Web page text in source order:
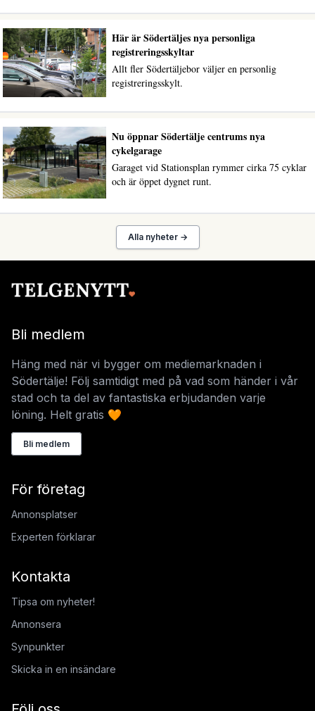
Här är Södertäljes nya personliga
registreringsskyltar
Allt fler Södertäljebor väljer en personlig
registreringsskylt.
Nu öppnar Södertälje centrums nya
cykelgarage
Garaget vid Stationsplan rymmer cirka 75 cyklar
och är öppet dygnet runt.
Alla nyheter →
Bli medlem
Häng med när vi bygger om mediemarknaden i
Södertälje! Följ samtidigt med på vad som händer i vår
stad och ta del av fantastiska erbjudanden varje
löning. Helt gratis 🧡
Bli medlem
För företag
Annonsplatser
Experten förklarar
Kontakta
Tipsa om nyheter!
Annonsera
Synpunkter
Skicka in en insändare